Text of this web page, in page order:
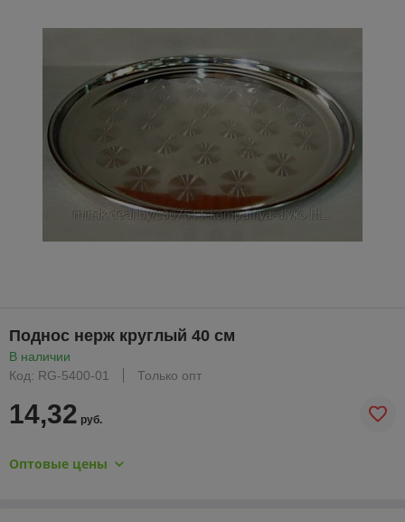
Поднос нерж круглый 40 см
В наличии
Код: RG-5400-01
Только опт
14,32 руб.
Оптовые цены